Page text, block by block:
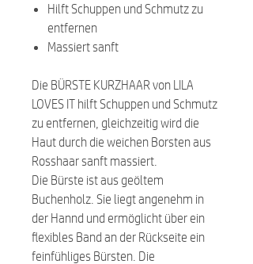
Hilft Schuppen und Schmutz zu
entfernen
Massiert sanft
Die BÜRSTE KURZHAAR von LILA
LOVES IT hilft Schuppen und Schmutz
zu entfernen, gleichzeitig wird die
Haut durch die weichen Borsten aus
Rosshaar sanft massiert.
Die Bürste ist aus geöltem
Buchenholz. Sie liegt angenehm in
der Hannd und ermöglicht über ein
flexibles Band an der Rückseite ein
feinfühliges Bürsten. Die